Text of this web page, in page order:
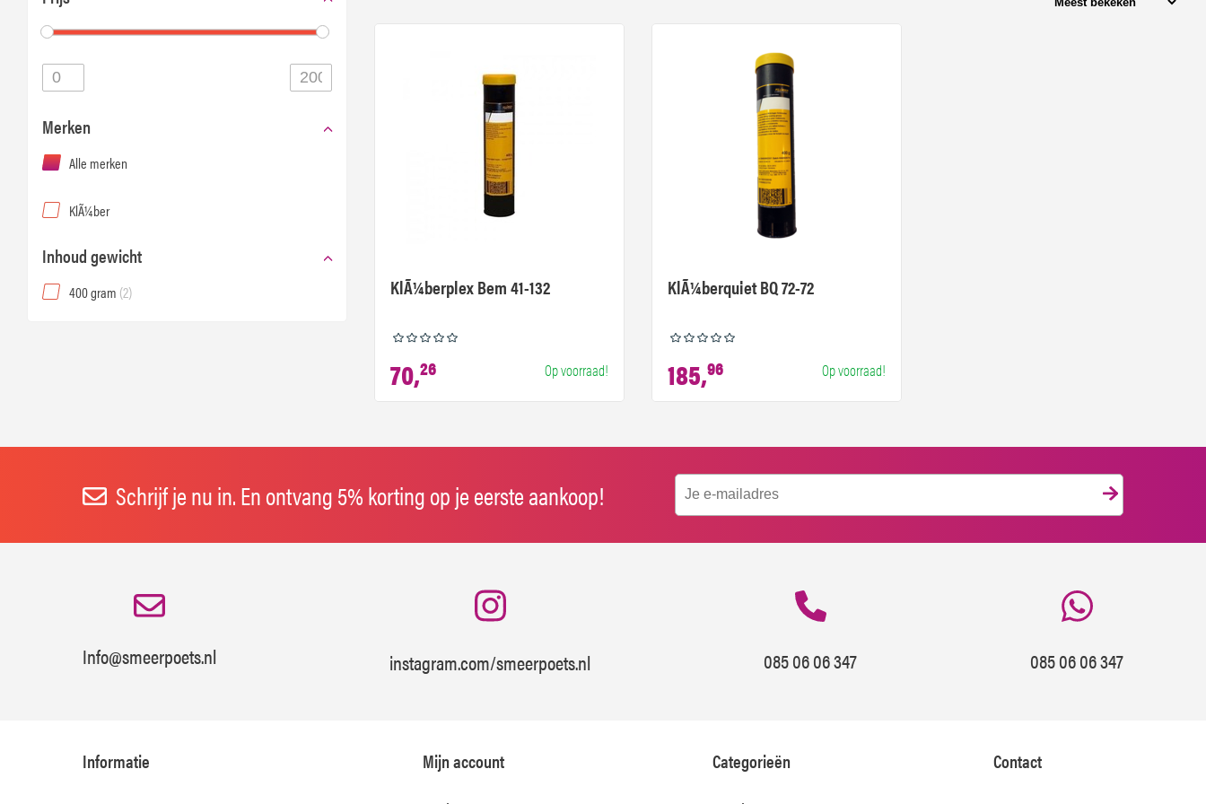
Merken
Alle merken
KlÃ¼ber
Inhoud gewicht
400 gram (2) KlÃ¼berplex Bem 41-132
70,26 Op voorraad!
KlÃ¼berquiet BQ 72-72
185,96 Op voorraad!
Schrijf je nu in. En ontvang 5% korting op je eerste aankoop!
Info@smeerpoets.nl instagram.com/smeerpoets.nl 085 06 06 347 085 06 06 347
Informatie
Mijn account
Categorieën
Contact